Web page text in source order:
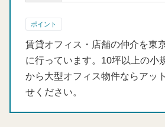
ポイント
賃貸オフィス・店舗の仲介を東
に行っています。10坪以上の小
から大型オフィス物件ならアッ
せください。